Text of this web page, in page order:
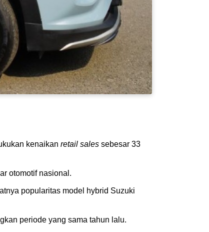
kenaikan retail sales sebesar 33
otomotif nasional.
popularitas model hybrid Suzuki
periode yang sama tahun lalu.